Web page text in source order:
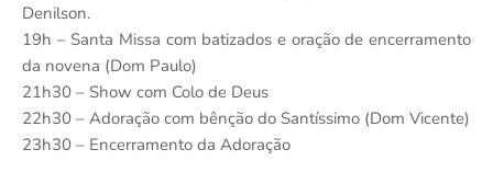
Denilson.
19h – Santa Missa com batizados e oração de encerramento
da novena (Dom Paulo)
21h30 – Show com Colo de Deus
22h30 – Adoração com bênção do Santíssimo (Dom Vicente)
23h30 – Encerramento da Adoração